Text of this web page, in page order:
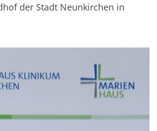
der Stadt Neunkirchen in